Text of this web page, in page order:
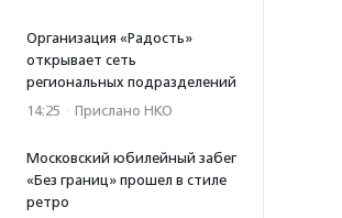
Организация «Радость»
открывает сеть
региональных подразделений
14:25 · Прислано НКО
Московский юбилейный забег
«Без границ» прошел в стиле
ретро